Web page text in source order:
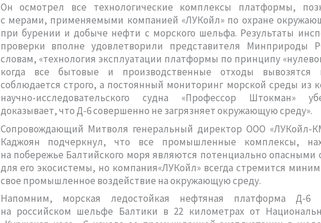
Он осмотрел все технологические комплексы платформы,
с мерами, применяемыми компанией «ЛУКойл» по охране
при бурении и добыче нефти с морского шельфа. Результаты
проверки вполне удовлетворили представителя Минприроды
словам, «технология эксплуатации платформы по принципу
когда все бытовые и производственные отходы вывозятся
соблюдается строго, а постоянный мониторинг морской среды из
научно-исследовательского судна «Профессор Штокман»
доказывает, что Д-6 совершенно не загрязняет окружающую среду».
Сопровождающий Митволя генеральный директор ООО «ЛУКойл-
Каджоян подчеркнул, что все промышленные комплексы,
на побережье Балтийского моря являются потенциально опасными
для его экосистемы, но компания«ЛУКойл» всегда стремится
свое промышленное воздействие на окружающую среду.
Напомним, морская ледостойкая нефтяная платформа Д-6
на российском шельфе Балтики в 22 километрах от